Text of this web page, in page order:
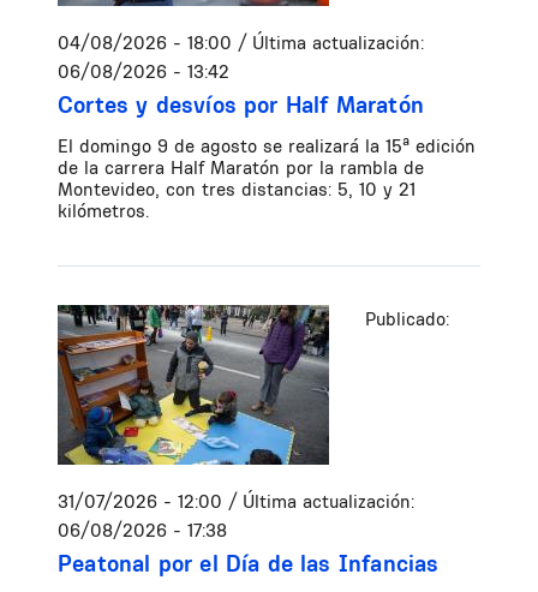
04/08/2026 - 18:00 / Última actualización:
06/08/2026 - 13:42
Cortes y desvíos por Half Maratón
El domingo 9 de agosto se realizará la 15ª edición
de la carrera Half Maratón por la rambla de
Montevideo, con tres distancias: 5, 10 y 21
kilómetros.
Publicado:
31/07/2026 - 12:00 / Última actualización:
06/08/2026 - 17:38
Peatonal por el Día de las Infancias